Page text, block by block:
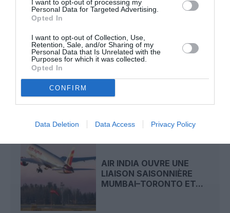
I want to opt-out of processing my
Personal Data for Targeted Advertising.
Opted In
I want to opt-out of Collection, Use,
Retention, Sale, and/or Sharing of my
Personal Data that Is Unrelated with the
Purposes for which it was collected.
Opted In
CONFIRM
Data Deletion Data Access Privacy Policy
CRISE PROFONDE CHEZ
BILLETS
AIR INDIA OUVRE UNE
LIAISON SAISONNIÈRE
MUMBAI–TORONTO ET...